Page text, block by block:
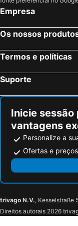
Paguera Treff
Diamante Paguera
Hotel Bahia
FERGUS Style
Zel Mallorca
Empresa
Os nossos
Termos e políticas
Suporte
Inicie
vantagens
Personalize a
Ofertas e
trivago N.V., Kesselstraße
Direitos autorais 2026